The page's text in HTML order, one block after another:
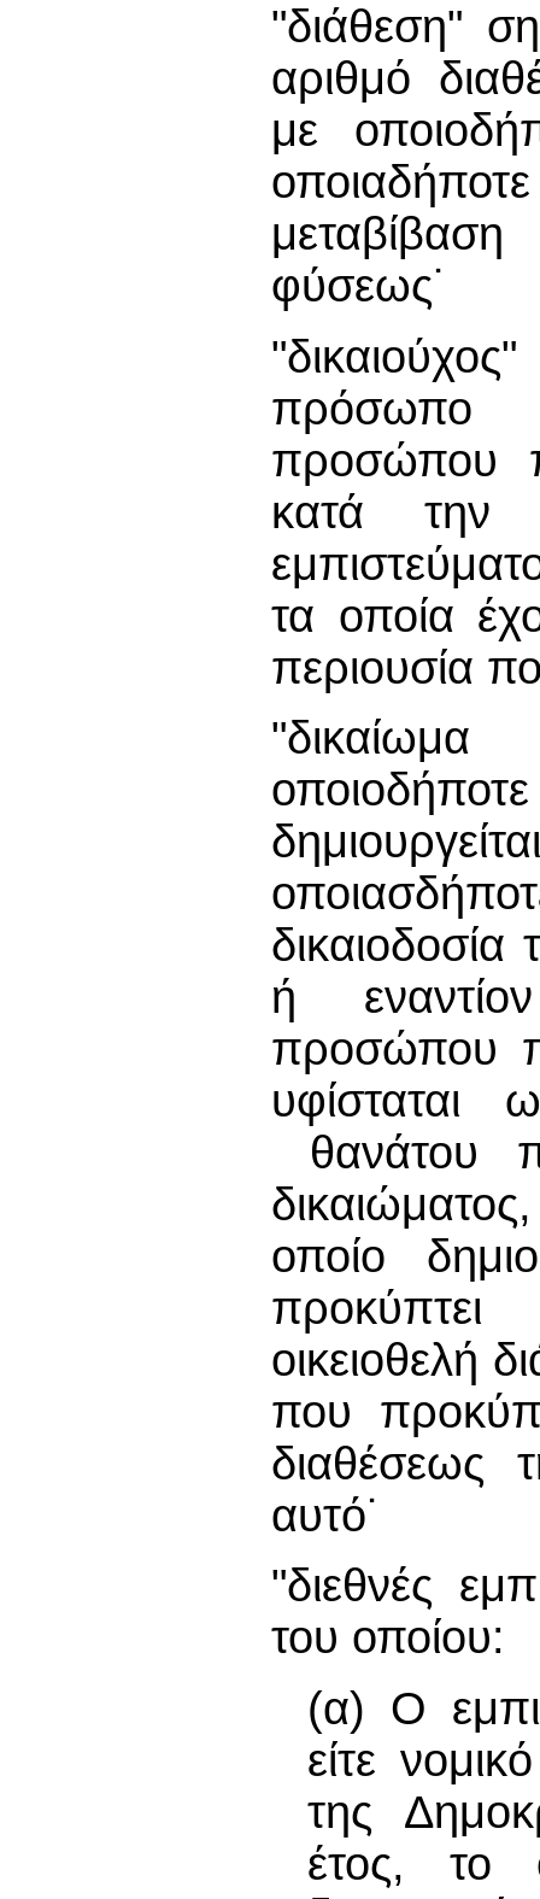
"διάθεση"
αριθμό
με
φύσεως˙
πρόσωπο
προσώπου
κατά την
τα οποία
περιουσία
ή
προσώπου
θανάτου
οποίο
οικειοθελή
που
διαθέσεως
αυτό˙
"διεθνές
του οποίου:
(α) Ο
είτε
της
έτος, το